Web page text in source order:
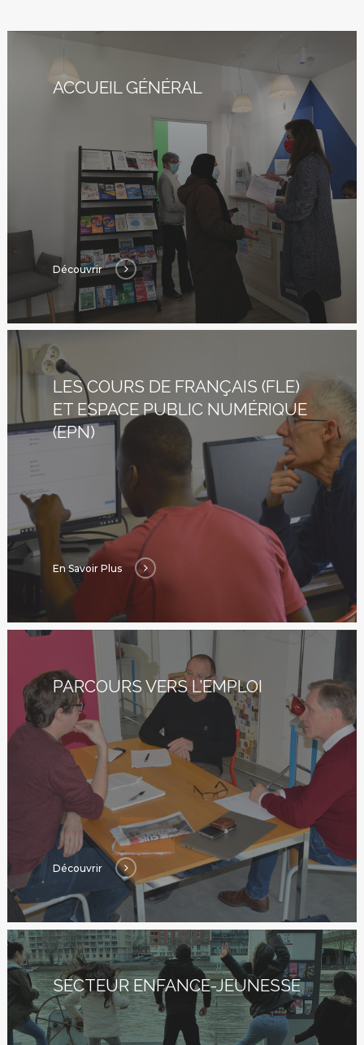
ACCUEIL GÉNÉRAL
Découvrir
LES COURS DE FRANÇAIS (FLE)
ET ESPACE PUBLIC NUMÉRIQUE
(EPN)
En Savoir Plus
PARCOURS VERS L’EMPLOI
Découvrir
SECTEUR ENFANCE-JEUNESSE
Blog
Bénévolat
Dons Et Adhésions
Réservation De
Contact